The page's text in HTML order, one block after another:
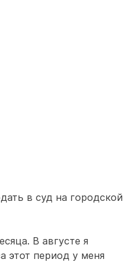
в суд на городской
В августе я
этот период у меня